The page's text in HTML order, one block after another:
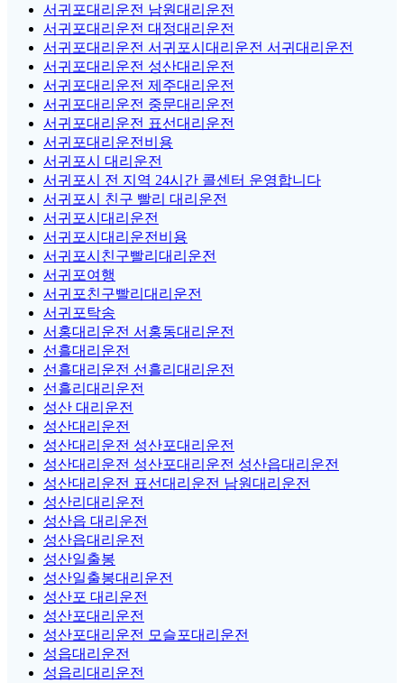
서귀포대리운전 남원대리운전
서귀포대리운전 대정대리운전
서귀포대리운전 서귀포시대리운전 서귀대리운전
서귀포대리운전 성산대리운전
서귀포대리운전 제주대리운전
서귀포대리운전 중문대리운전
서귀포대리운전 표선대리운전
서귀포대리운전비용
서귀포시 대리운전
서귀포시 전 지역 24시간 콜센터 운영합니다
서귀포시 친구 빨리 대리운전
서귀포시대리운전
서귀포시대리운전비용
서귀포시친구빨리대리운전
서귀포여행
서귀포친구빨리대리운전
서귀포탁송
서홍대리운전 서홍동대리운전
선흘대리운전
선흘대리운전 선흘리대리운전
선흘리대리운전
성산 대리운전
성산대리운전
성산대리운전 성산포대리운전
성산대리운전 성산포대리운전 성산읍대리운전
성산대리운전 표선대리운전 남원대리운전
성산리대리운전
성산읍 대리운전
성산읍대리운전
성산일출봉
성산일출봉대리운전
성산포 대리운전
성산포대리운전
성산포대리운전 모슬포대리운전
성읍대리운전
성읍리대리운전